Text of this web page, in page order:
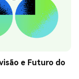
e Futuro do